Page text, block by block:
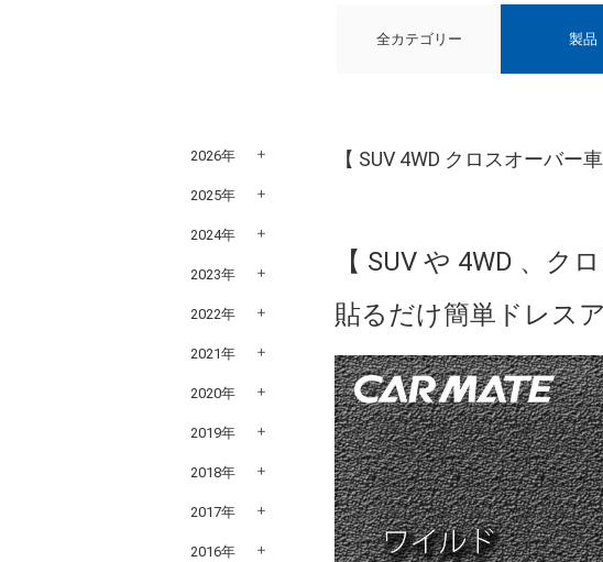
全カテゴリー 製品
【 SUV 4WD クロスオーバ
【 SUV や 4WD 、ク
貼るだけ簡単ドレス
2026年
2025年
2024年
2023年
2022年
2021年
2020年
2019年
2018年
2017年
2016年